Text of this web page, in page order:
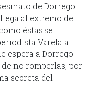
de Dorrego.
al extremo de
éstas se
Varela a
espera a Dorrego.
no romperlas, por
secreta del